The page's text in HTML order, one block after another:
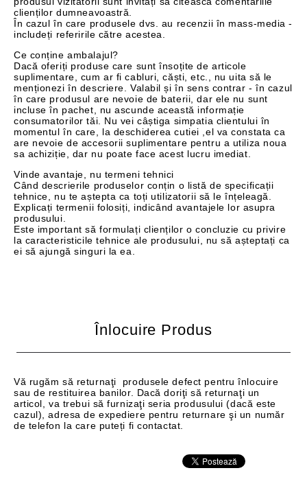
clienților dumneavoastră.
În cazul în care produsele dvs. au recenzii în mass-media -
includeți referirile către acestea.
Ce conține ambalajul?
Dacă oferiți produse care sunt însoțite de articole
suplimentare, cum ar fi cabluri, căști, etc., nu uita să le
menționezi în descriere. Valabil și în sens contrar - în cazul
în care produsul are nevoie de baterii, dar ele nu sunt
incluse în pachet, nu ascunde această informație
consumatorilor tăi. Nu vei câștiga simpatia clientului în
momentul în care, la deschiderea cutiei ,el va constata ca
are nevoie de accesorii suplimentare pentru a utiliza noua
sa achiziție, dar nu poate face acest lucru imediat.
Vinde avantaje, nu termeni tehnici
Când descrierile produselor conțin o listă de specificații
tehnice, nu te aștepta ca toți utilizatorii să le înțeleagă.
Explicați termenii folosiți, indicând avantajele lor asupra
produsului.
Este important să formulați clienților o concluzie cu privire
la caracteristicile tehnice ale produsului, nu să așteptați ca
ei să ajungă singuri la ea.
Înlocuire Produs
Vă rugăm să returnaţi produsele defect pentru înlocuire
sau de restituirea banilor. Dacă doriţi să returnaţi un
articol, va trebui să furnizaţi seria produsului (dacă este
cazul), adresa de expediere pentru returnare şi un număr
de telefon la care puteți fi contactat.